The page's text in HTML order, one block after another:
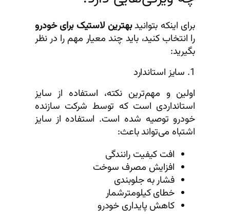
برای اینکه بتوانیدبهترین لاستیک برای خودرو
را انتخاب کنید، باید چند معیار مهم را در نظر
بگیرید:
1. سایز استاندارد
اولین و مهم‌ترین نکته، استفاده از سایز
استانداردی است که توسط شرکت سازنده
خودرو توصیه شده است. استفاده از سایز
اشتباه می‌تواند باعث:
افت کیفیت رانندگی
افزایش مصرف سوخت
فشار به جلوبندی
خطای کیلومترشمار
کاهش پایداری خودرو